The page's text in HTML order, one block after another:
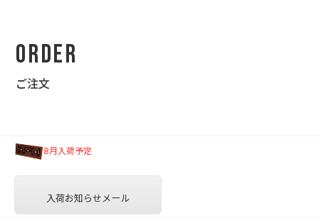
Order
ご注文
8月入荷予定
入荷お知らせメール